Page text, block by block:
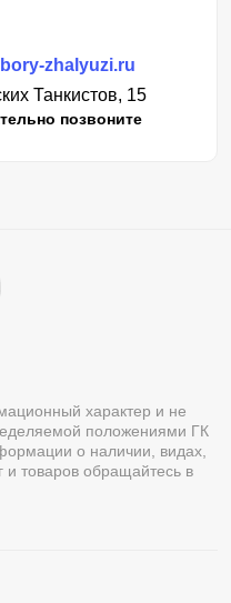
zhalyuzi.ru
Танкистов, 15
позвоните
характер и не
положениями ГК
о наличии, видах,
и товаров обращайтесь в